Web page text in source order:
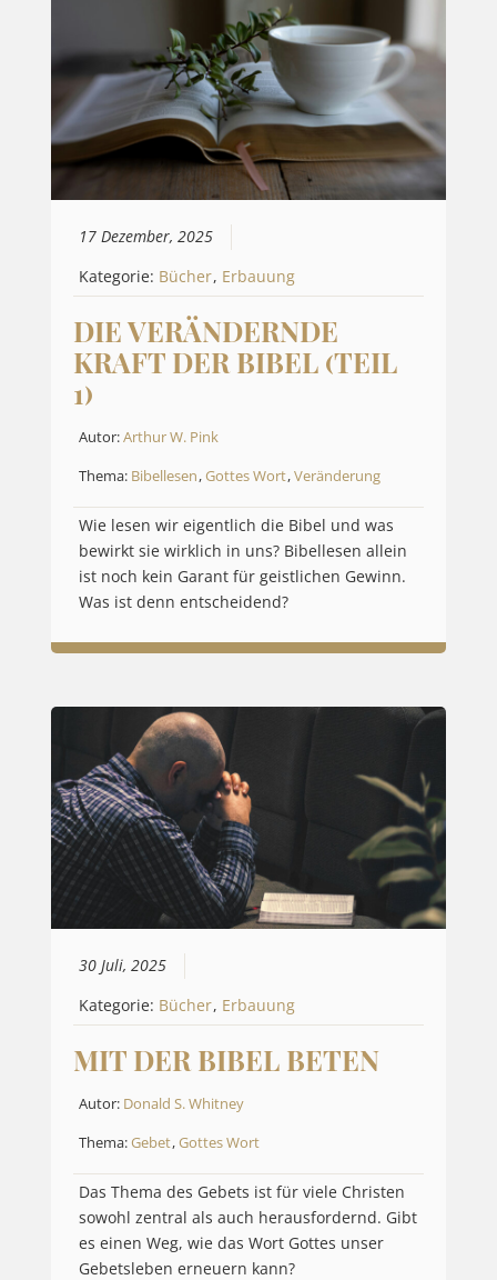
17 Dezember, 2025
Kategorie: Bücher, Erbauung
DIE VERÄNDERNDE
KRAFT DER BIBEL (TEIL
1)
Autor:Arthur W. Pink
Thema: Bibellesen,Gottes Wort,Veränderung
Wie lesen wir eigentlich die Bibel und was
bewirkt sie wirklich in uns? Bibellesen allein
ist noch kein Garant für geistlichen Gewinn.
Was ist denn entscheidend?
30 Juli, 2025
Kategorie: Bücher, Erbauung
MIT DER BIBEL BETEN
Autor: Donald S. Whitney
Thema:Gebet,Gottes Wort
Das Thema des Gebets ist für viele Christen
sowohl zentral als auch herausfordernd. Gibt
es einen Weg, wie das Wort Gottes unser
Gebetsleben erneuern kann?